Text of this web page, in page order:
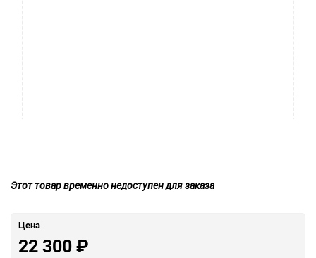
Этот товар временно недоступен для заказа
Цена
22 300₽